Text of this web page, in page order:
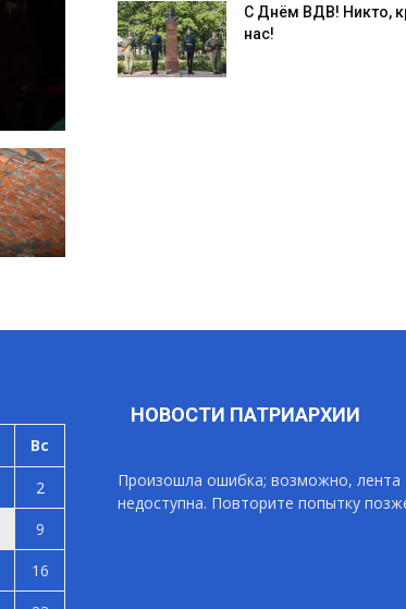
С Днём ВДВ! Никто,
нас!
Вс
2
9
16
НОВОСТИ ПАТРИАРХИИ
Произошла ошибка; возможно, лента
недоступна. Повторите попытку